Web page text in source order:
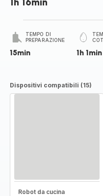
TEMPO DI
PREPARAZIONE
15min 1h 1min
Dispositivi compatibili (15)
Robot da cucina